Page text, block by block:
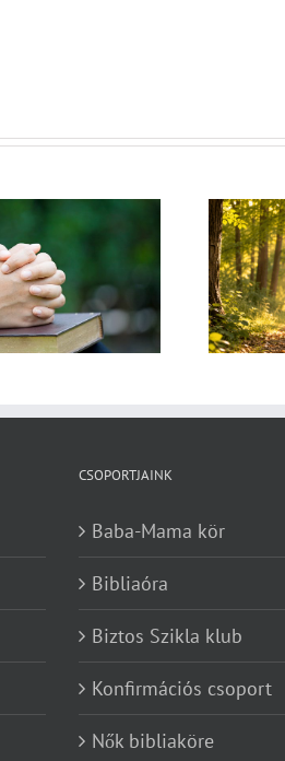
Egy fa kidől, messze
hangzik. Nő az erdő, ki
hallja? – Diakónusok
vasárnapja – II. rész
CSOPORTJAINK
Baba-Mama kör
Bibliaóra
Biztos Szikla klub
Konfirmációs csoport
Nők bibliaköre